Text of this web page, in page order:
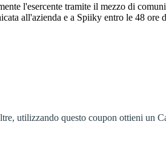
l'esercente tramite il mezzo di
all'azienda e a Spiiky entro le 48
utilizzando questo coupon ottieni un